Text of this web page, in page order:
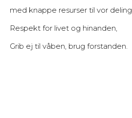
med knappe resurser til vor deling.
Respekt for livet og hinanden,
Grib ej til våben, brug forstanden.